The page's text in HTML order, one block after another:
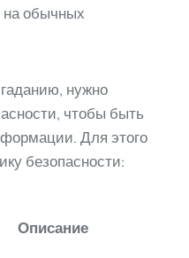
на обычных
нужно
чтобы быть
Для этого
безопасности:
Описание